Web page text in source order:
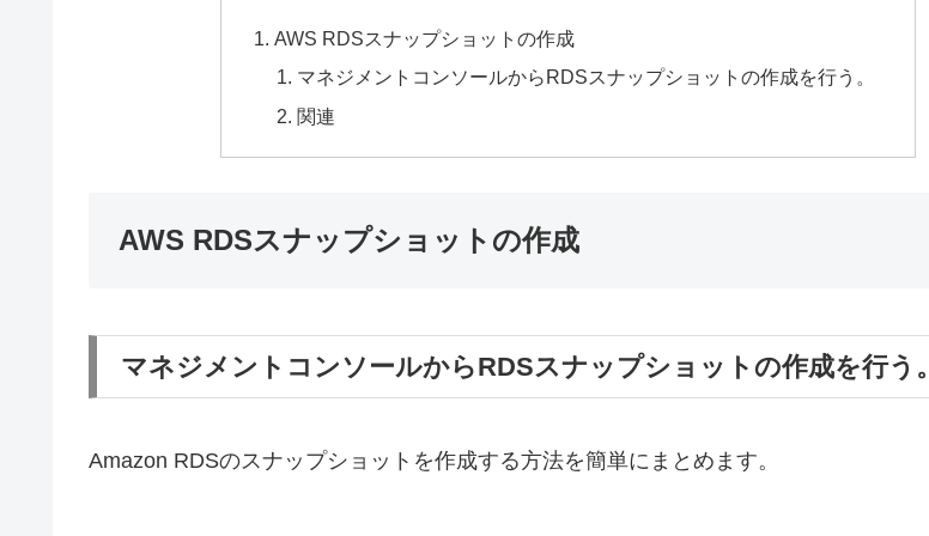
AWS RDSスナップショットの作成
マネジメントコンソールからRDSスナップショットの作成を行う。
関連
AWS RDSスナップショットの作成
マネジメントコンソールからRDSスナップショットの作成を行う。
Amazon RDSのスナップショットを作成する方法を簡単にまとめます。